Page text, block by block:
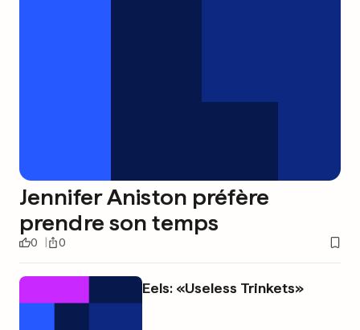
Jennifer Aniston préfère
prendre son temps
0 0
Eels: «Useless Trinkets»